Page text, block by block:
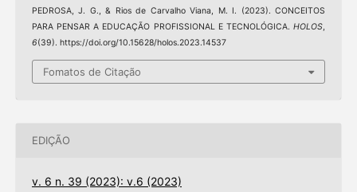
PEDROSA, J. G., & Rios de Carvalho Viana, M. I. (2023). CONCEITOS
PARA PENSAR A EDUCAÇÃO PROFISSIONAL E TECNOLÓGICA.HOLOS,
6(39). https://doi.org/10.15628/holos.2023.14537
Fomatos de Citação
EDIÇÃO
v. 6 n. 39 (2023): v.6 (2023)